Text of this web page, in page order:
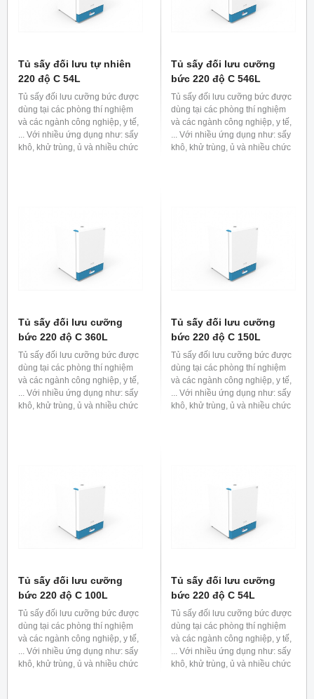
Tủ sấy đối lưu tự nhiên
220 độ C 54L
Tủ sấy đối lưu cưỡng bức được
dùng tại các phòng thí nghiệm
và các ngành công nghiệp, y tế,
... Với nhiều ứng dụng như: sấy
khô, khử trùng, ủ và nhiều chức
Tủ sấy đối lưu cưỡng
bức 220 độ C 546L
Tủ sấy đối lưu cưỡng bức được
dùng tại các phòng thí nghiệm
và các ngành công nghiệp, y tế,
... Với nhiều ứng dụng như: sấy
khô, khử trùng, ủ và nhiều chức
Tủ sấy đối lưu cưỡng
bức 220 độ C 360L
Tủ sấy đối lưu cưỡng bức được
dùng tại các phòng thí nghiệm
và các ngành công nghiệp, y tế,
... Với nhiều ứng dụng như: sấy
khô, khử trùng, ủ và nhiều chức
Tủ sấy đối lưu cưỡng
bức 220 độ C 150L
Tủ sấy đối lưu cưỡng bức được
dùng tại các phòng thí nghiệm
và các ngành công nghiệp, y tế,
... Với nhiều ứng dụng như: sấy
khô, khử trùng, ủ và nhiều chức
Tủ sấy đối lưu cưỡng
bức 220 độ C 100L
Tủ sấy đối lưu cưỡng bức được
dùng tại các phòng thí nghiệm
và các ngành công nghiệp, y tế,
... Với nhiều ứng dụng như: sấy
khô, khử trùng, ủ và nhiều chức
Tủ sấy đối lưu cưỡng
bức 220 độ C 54L
Tủ sấy đối lưu cưỡng bức được
dùng tại các phòng thí nghiệm
và các ngành công nghiệp, y tế,
... Với nhiều ứng dụng như: sấy
khô, khử trùng, ủ và nhiều chức